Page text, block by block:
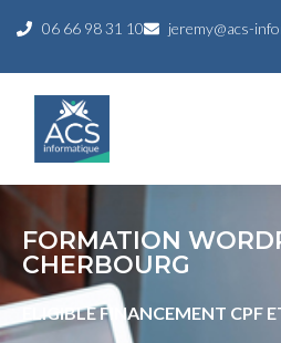
06 66 98 31 10 jeremy@acs-
FORMATION
CHERBOURG
ELIGIBLE FINANCEMENT CPF